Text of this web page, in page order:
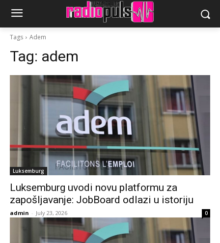
Tags Adem
Tag: adem
Luksemburg
Luksemburg uvodi novu platformu za
zapošljavanje: JobBoard odlazi u istoriju
admin - July 23, 2026 0